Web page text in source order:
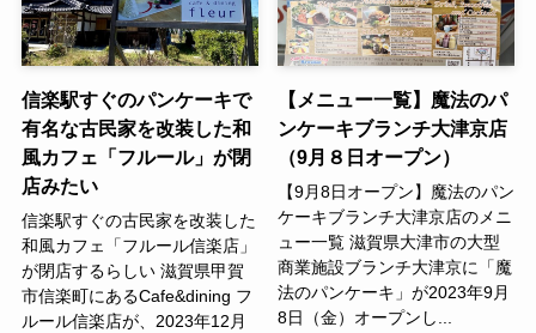
信楽駅すぐのパンケーキで
有名な古民家を改装した和
風カフェ「フルール」が閉
店みたい
信楽駅すぐの古民家を改装した
和風カフェ「フルール信楽店」
が閉店するらしい 滋賀県甲賀
市信楽町にあるCafe&dining フ
ルール信楽店が、2023年12月
【メニュー一覧】魔法のパ
ンケーキブランチ大津京店
（9月８日オープン）
【9月8日オープン】魔法のパン
ケーキブランチ大津京店のメニ
ュー一覧 滋賀県大津市の大型
商業施設ブランチ大津京に「魔
法のパンケーキ」が2023年9月
8日（金）オープンし...